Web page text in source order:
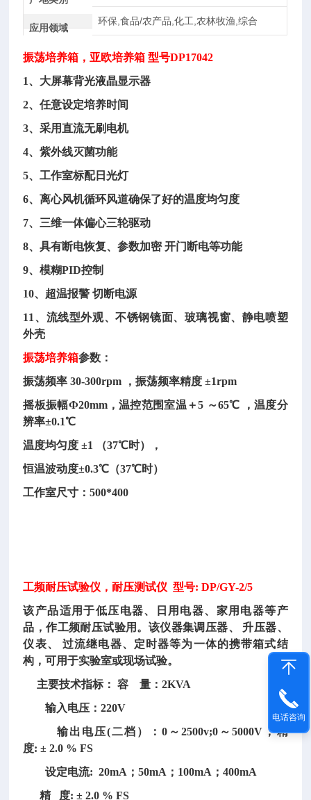
应用领域
环保,食品/农产品,化工,农林牧渔,综合
振荡培养箱 ，亚欧培养箱 型号DP17042
1、大屏幕背光液晶显示器
2、任意设定培养时间
3、采用直流无刷电机
4、紫外线灭菌功能
5、工作室标配日光灯
6、离心风机循环风道确保了好的温度均匀度
7、三维一体偏心三轮驱动
8、具有断电恢复、参数加密 开门断电等功能
9、模糊PID控制
10、超温报警 切断电源
11、流线型外观、不锈钢镜面、玻璃视窗、静电喷塑
外壳
振荡培养箱参数：
振荡频率 30-300rpm ，振荡频率精度 ±1rpm
摇板振幅Ф20mm，温控范围室温＋5 ～65℃ ，温度分
辨率±0.1℃
温度均匀度 ±1 （37℃时），
恒温波动度±0.3℃（37℃时）
工作室尺寸：500*400
工频耐压试验仪，耐压测试仪 型号: DP/GY-2/5
该产品适用于低压电器、日用电器、家用电器等产
品，作工频耐压试验用。该仪器集调压器、
升压器、
仪表、
过流继电器、定时器等为一体的携带箱式结
构，可用于实验室或现场试验。
主要技术指标： 容 量：2KVA
输入电压：220V
输出电压(二档）：0～2500v;0～5000V，精
度: ± 2.0 % FS
设定电流: 20mA；50mA；100mA；400mA
精 度: ± 2.0 % FS
电话咨询